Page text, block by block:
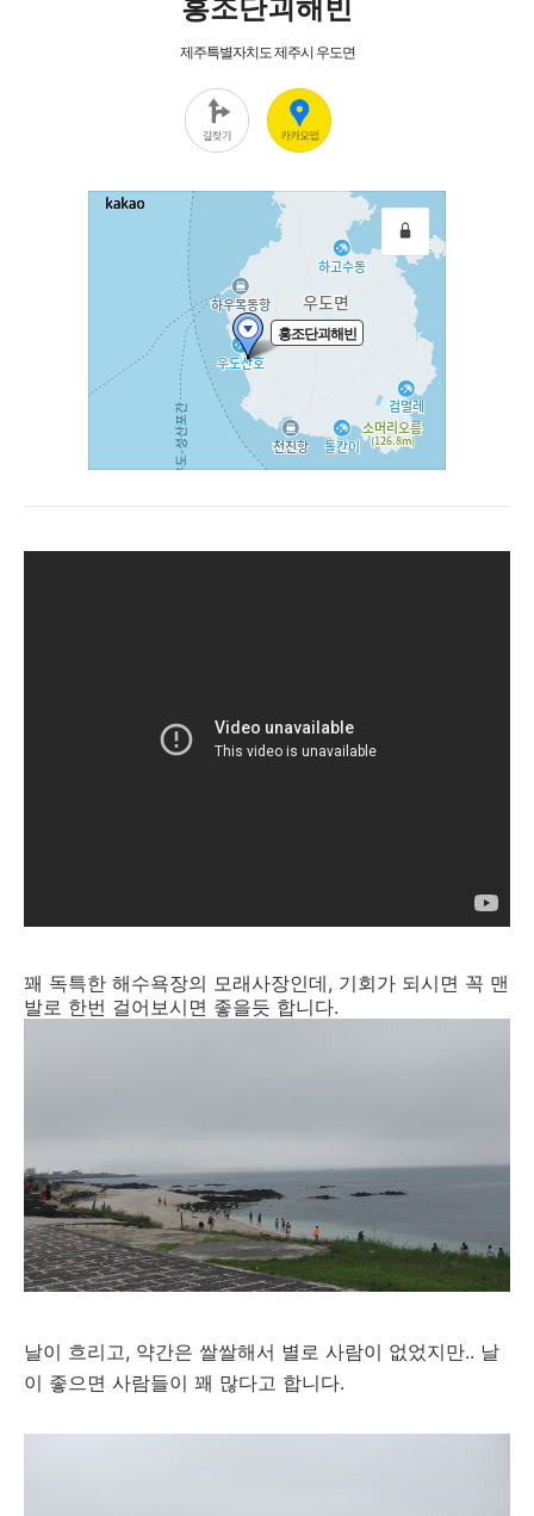
꽤 독특한 해수욕장의 모래사장인데, 기회가 되시면 꼭 맨
발로 한번 걸어보시면 좋을듯 합니다.
날이 흐리고, 약간은 쌀쌀해서 별로 사람이 없었지만.. 날
이 좋으면 사람들이 꽤 많다고 합니다.